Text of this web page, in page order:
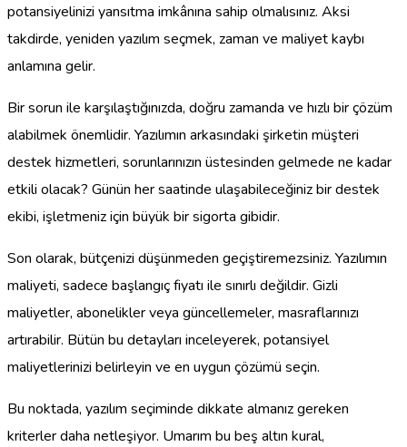
potansiyelinizi yansıtma imkânına sahip olmalısınız. Aksi
takdirde, yeniden yazılım seçmek, zaman ve maliyet kaybı
anlamına gelir.
Bir sorun ile karşılaştığınızda, doğru zamanda ve hızlı bir çözüm
alabilmek önemlidir. Yazılımın arkasındaki şirketin müşteri
destek hizmetleri, sorunlarınızın üstesinden gelmede ne kadar
etkili olacak? Günün her saatinde ulaşabileceğiniz bir destek
ekibi, işletmeniz için büyük bir sigorta gibidir.
Son olarak, bütçenizi düşünmeden geçiştiremezsiniz. Yazılımın
maliyeti, sadece başlangıç fiyatı ile sınırlı değildir. Gizli
maliyetler, abonelikler veya güncellemeler, masraflarınızı
artırabilir. Bütün bu detayları inceleyerek, potansiyel
maliyetlerinizi belirleyin ve en uygun çözümü seçin.
Bu noktada, yazılım seçiminde dikkate almanız gereken
kriterler daha netleşiyor. Umarım bu beş altın kural,